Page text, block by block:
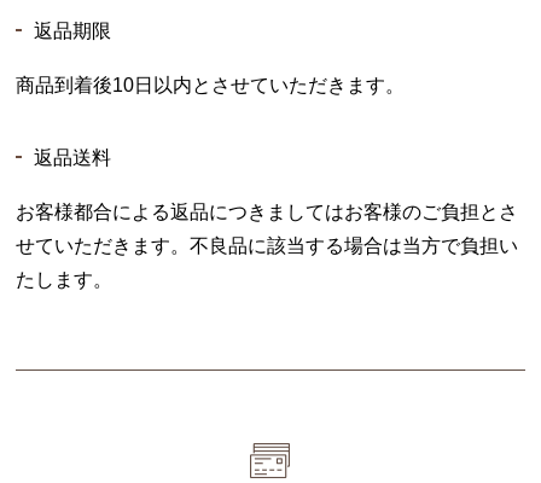
返品期限
商品到着後10日以内とさせていただきます。
返品送料
お客様都合による返品につきましてはお客様のご負担とさ
せていただきます。不良品に該当する場合は当方で負担い
たします。